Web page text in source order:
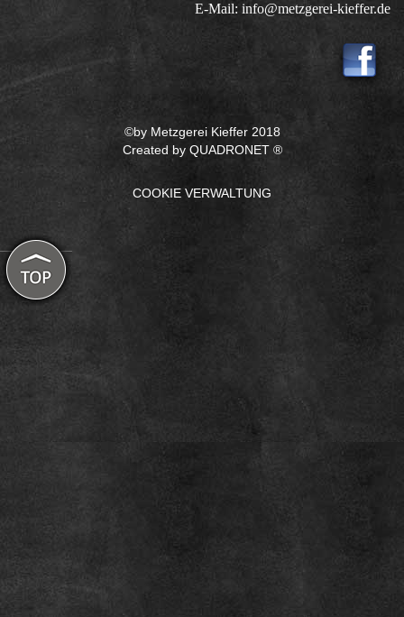
E-Mail: info@metzgerei-kieffer.de
©by Metzgerei Kieffer 2018
Created by QUADRONET ®
COOKIE VERWALTUNG